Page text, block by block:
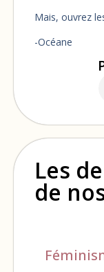
Mais, ouvrez
-Océane
Les
de